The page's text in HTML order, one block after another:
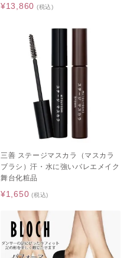
¥13,860 (税込)
三善 ステージマスカラ（マスカラ
ブラシ）汗・水に強いバレエメイク
舞台化粧品
¥1,650 (税込)